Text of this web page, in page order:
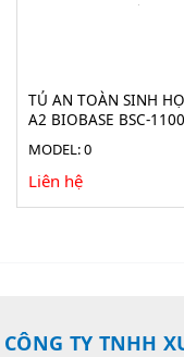
TỦ AN TOÀN SINH
A2 BIOBASE BSC-
MODEL: 0
Liên hệ
CÔNG TY TNHH